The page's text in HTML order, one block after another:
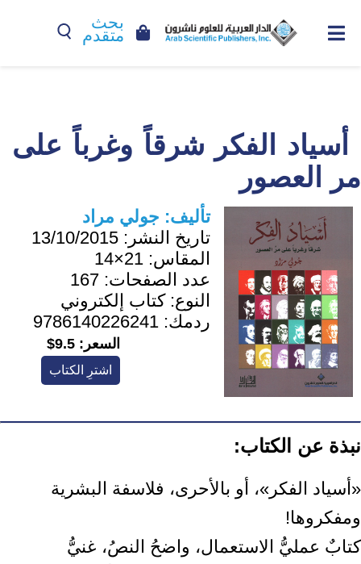
بحث
متقدم
أسياد الفكر شرقاً وغرباً على
مر العصور
تأليف: جولي مراد
تاريخ النشر: 13/10/2015
المقاس: 21×14
عدد الصفحات: 167
النوع:كتاب إلكتروني
ردمك: 9786140226241
السعر: 9.5$
اشترِ الكتاب
نبذة عن الكتاب:
«أسياد الفكر»، أو بالأحرى، فلاسفة البشرية
ومفكروها!
كتابٌ عمليُّ الاستعمال، واضحُ النصُ، غنيُّ